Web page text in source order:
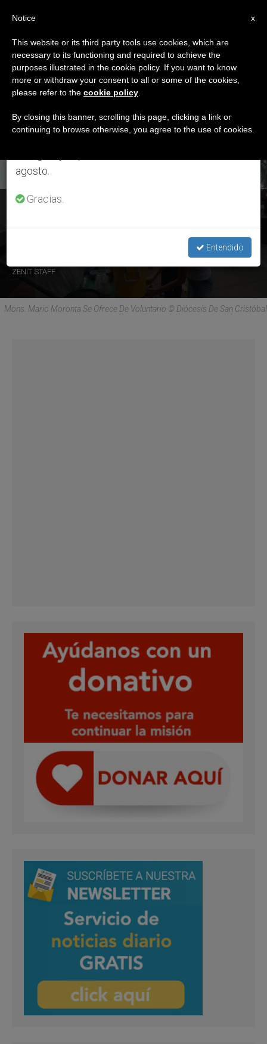
ETIQUETA
Posts Tagged
‘Hospital Central’
ÚLTIMAS NOTICIAS
Venezuela: El obispo de San Cristóbal celebró la Navidad
ZENIT STAFF
Mons. Mario Moronta Se Ofrece De Voluntario © Diócesis De San Cristóbal
×
Aviso importante
Del 27 de julio al 7 de agosto haremos la pausa
anual, aprovechando que en el periodo de verano
se generan menos informaciones y también el
agosto.
Gracias.
Entendido
x
Notice
This website or its third party tools use cookies, which are
necessary to its functioning and required to achieve the
purposes illustrated in the cookie policy. If you want to know
more or withdraw your consent to all or some of the cookies,
please refer to the cookie policy
By closing this banner, scrolling this page, clicking a link or
continuing to browse otherwise, you agree to the use of cookies.